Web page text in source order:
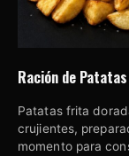
Ración de
Patatas frita
crujientes,
momento para